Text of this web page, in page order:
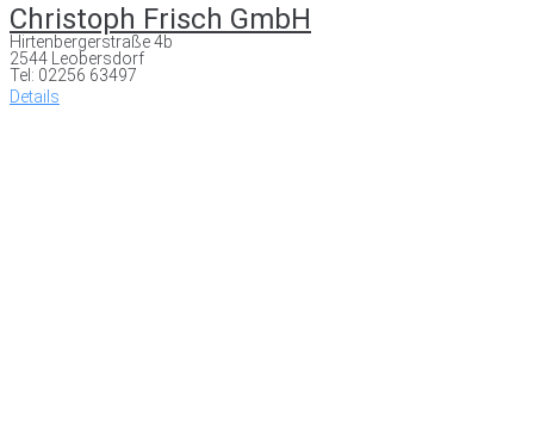
Christoph Frisch GmbH
Hirtenbergerstraße 4b
2544 Leobersdorf
Tel: 02256 63497
Details